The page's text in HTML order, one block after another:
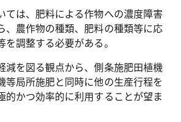
ては、肥料による作物への濃度障害
、農作物の種類、肥料の種類等に応
調整する必要がある。
減を図る観点から、側条施肥田植機
等局所施肥と同時に他の生産行程を
的かつ効率的に利用することが望ま